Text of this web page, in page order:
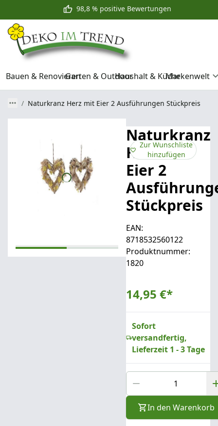
98,8 % positive Bewertungen
Bauen & RenovierenGarten & OutdoorHaushalt & KücheMarkenwelt
Naturkranz Herz mit Eier 2 Ausführungen Stückpreis
Naturkranz
Herz mit
Eier 2
Stückpreis
EAN:
8718532560122
Produktnummer:
1820
14,95 €*
Zur Wunschliste
hinzufügen
Sofort
versandfertig,
Lieferzeit 1 - 3 Tage
In den Warenkorb